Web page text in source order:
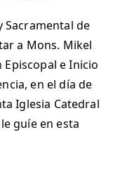
Sacramental de
a Mons. Mikel
e Inicio
en el día de
Iglesia Catedral
guíe en esta